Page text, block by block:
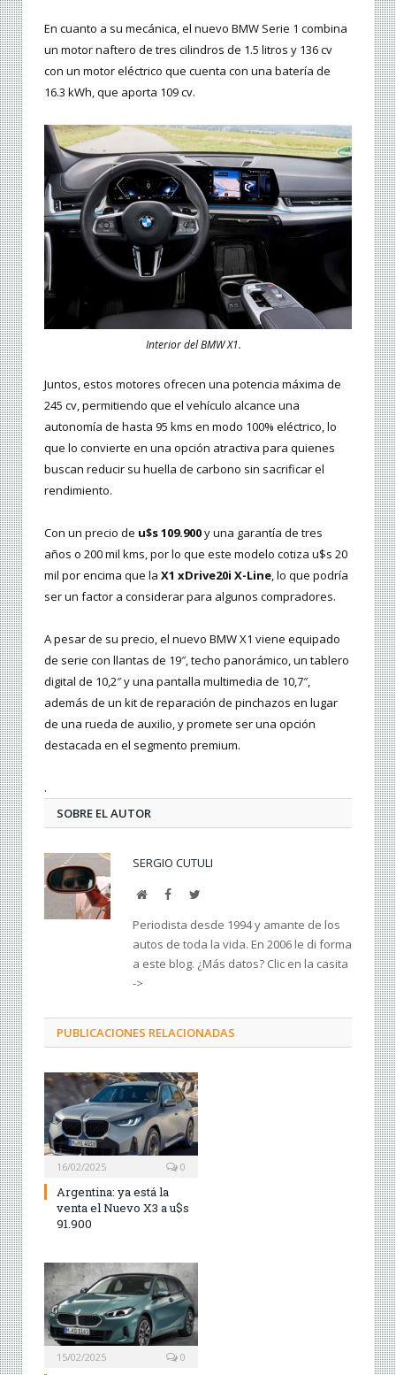
En cuanto a su mecánica, el nuevo BMW Serie 1 combina
un motor naftero de tres cilindros de 1.5 litros y 136 cv
con un motor eléctrico que cuenta con una batería de
16.3 kWh, que aporta 109 cv.
Interior del BMW X1.
Juntos, estos motores ofrecen una potencia máxima de
245 cv, permitiendo que el vehículo alcance una
autonomía de hasta 95 kms en modo 100% eléctrico, lo
que lo convierte en una opción atractiva para quienes
buscan reducir su huella de carbono sin sacrificar el
rendimiento.
Con un precio de u$s 109.900y una garantía de tres
años o 200 mil kms, por lo que este modelo cotiza u$s 20
mil por encima que la X1 xDrive20i X-Line, lo que podría
ser un factor a considerar para algunos compradores.
A pesar de su precio, el nuevo BMW X1 viene equipado
de serie con llantas de 19″, techo panorámico, un tablero
digital de 10,2″ y una pantalla multimedia de 10,7″,
además de un kit de reparación de pinchazos en lugar
de una rueda de auxilio, y promete ser una opción
destacada en el segmento premium.
.
SOBRE EL AUTOR
SERGIO CUTULI
Web FacebookTwitter
Periodista desde 1994 y amante de los
autos de toda la vida. En 2006 le di forma
a este blog. ¿Más datos? Clic en la casita
->
PUBLICACIONES RELACIONADAS
16/02/2025 0
Argentina: ya está la
venta el Nuevo X3 a u$s
91.900
15/02/2025 0